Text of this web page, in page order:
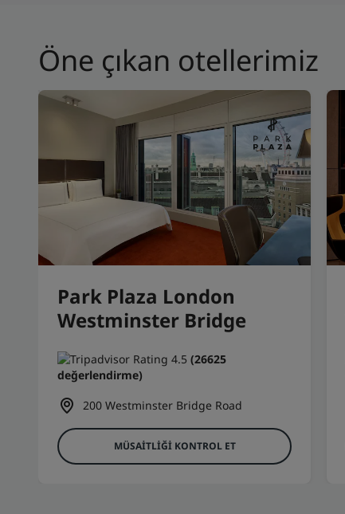
Öne çıkan otellerimiz
Park Plaza London
Westminster Bridge
(26625
değerlendirme)
200 Westminster Bridge Road
MÜSAITLIĞI KONTROL ET